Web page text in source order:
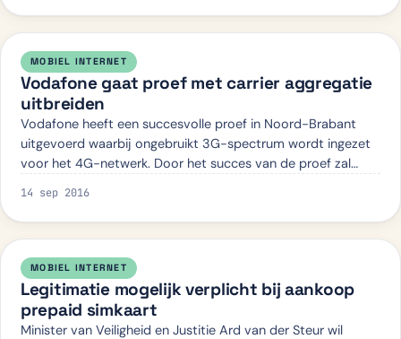
MOBIEL INTERNET
Vodafone gaat proef met carrier aggregatie
uitbreiden
Vodafone heeft een succesvolle proef in Noord-Brabant
uitgevoerd waarbij ongebruikt 3G-spectrum wordt ingezet
voor het 4G-netwerk. Door het succes van de proef zal
14 sep 2016
MOBIEL INTERNET
Legitimatie mogelijk verplicht bij aankoop
prepaid simkaart
Minister van Veiligheid en Justitie Ard van der Steur wil